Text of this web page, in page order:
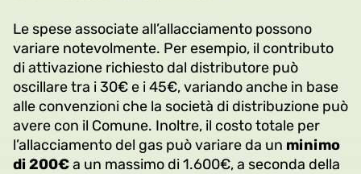
Le spese associate all’allacciamento possono
variare notevolmente. Per esempio, il contributo
di attivazione richiesto dal distributore può
oscillare tra i 30€ e i 45€, variando anche in base
alle convenzioni che la società di distribuzione può
avere con il Comune. Inoltre, il costo totale per
l’allacciamento del gas può variare da un minimo
di 200€a un massimo di 1.600€, a seconda della